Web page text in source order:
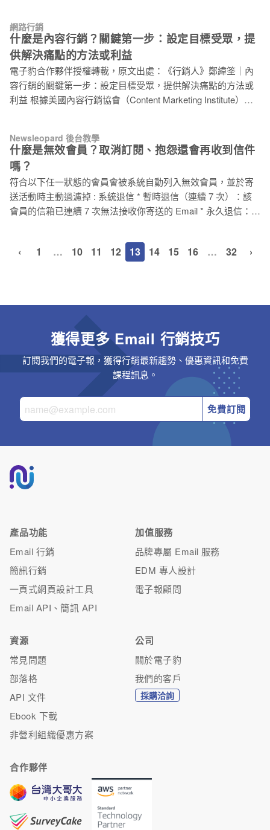
心的，其實是「他們自己」！ 在《懂顧客心思的文案最好賣》
一書中，作者分享了許多的「消費心理學原則」，以及多種
「神文案銷售技巧」，以下將濃縮成 3 大重點來介紹，提供大
家參考並運用在廣告當中，為你的生意帶來實質幫助！ 一、先
了解人要什麼？─給人實質的利益 人們最關心的，不是你的企
業規模有多
手法、幾種網路廣告方式。 但這樣的現象對於行銷手法不是那
麼純熟的品牌而言，其實是有些壓力的。 常在某些品牌的廣告
下面，看到網友留言「最討厭這種恐懼行銷！」、「飢餓行銷
已經沒用了啦！」、「小編不知道這過時了嗎！」、「又想騙
資料吧！」每次看到這種留言，一方面覺得網友一針見血，一
方面又覺得小編真無辜，無法改變老前輩（行銷主管們）的想
種，不過要怎麼用得巧、用得妙，就是專業行銷人展現功力的
時候了。 為了提供每次都要想行銷方法想破頭的讀者們一點幫
助，這次整理了四大常用的市場心理學技巧，這些方法你一定
都遇過，只是沒有統整過，透過這些心法延伸自己的行銷方
式，也許可以有點不一樣的突破唷！ 心法一：互惠法則
網路行銷
什麼是內容行銷？關鍵第一步：設定目標受眾，提
供解決痛點的方法或利益
電子豹合作夥伴授權轉載，原文出處：《行銷人》鄭緯筌｜內
容行銷的關鍵第一步：設定目標受眾，提供解決痛點的方法或
利益 根據美國內容行銷協會（Content Marketing Institute）的
銷是一門藝術 美國內容行銷協會指出，內容行銷是一種高度戰
略性的行銷方法，專注於創建和分發有價值、可透過傳達相關
且一致性的內容，以吸引和留住明確定義的受眾。最終，是以
推動有利可圖的客戶行為做為最高指導原則。 換言之，內容行
銷是一門與客人溝通但不主動銷售的藝術。我們也可以說，當
內容邂逅了行銷，也就產生了雙向的對話。 其實，早從 1996
行銷總監」的職缺出現。這也告訴我們，內容行銷的概念其實
行之有年，並非最近才發展出來的新玩意唷！ 內容行銷重視用
Newsleopard 後台教學
什麼是無效會員？取消訂閱、抱怨還會再收到信件
嗎？
符合以下任一狀態的會員會被系統自動列入無效會員，並於寄
送活動時主動過濾掉 : 系統退信 * 暫時退信（連續 7 次）：該
會員的信箱已連續 7 次無法接收你寄送的 Email * 永久退信：該
你寄送的 Email 裡點擊取消訂閱 * 抱怨：該會員從你寄送的
Email 裡反應是垃圾信件 * 手動排除：你從會員管理手動將該會
需恢復無效名單，可以聯繫電子豹客服為您協助處理。
‹ 1 … 10 11 12 13 14 15 16 … 32 ›
獲得更多 Email 行銷技巧
訂閱我們的電子報，獲得行銷最新趨勢、優惠資訊和免費
課程訊息。
免費訂閱
產品功能
Email 行銷
簡訊行銷
一頁式網頁設計工具
Email API、簡訊 API
加值服務
品牌專屬 Email 服務
EDM 專人設計
電子報顧問
資源
常見問題
部落格
API 文件
Ebook 下載
非營利組織優惠方案
公司
關於電子豹
我們的客戶
採購洽詢
合作夥伴